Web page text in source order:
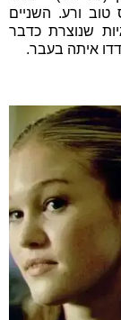
טוב ורע. השניים
שנוצרת כדבר
איתה בעבר.